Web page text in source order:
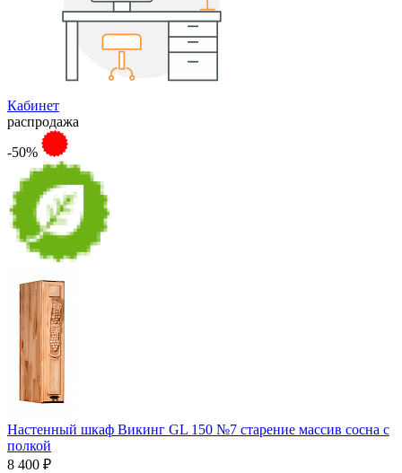
Кабинет
распродажа
-50%
Настенный шкаф Викинг GL 150 №7 старение массив сосна с
полкой
8 400 ₽